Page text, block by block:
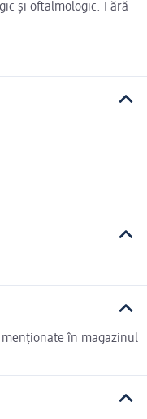
și oftalmologic. Fără
menționate în magazinul